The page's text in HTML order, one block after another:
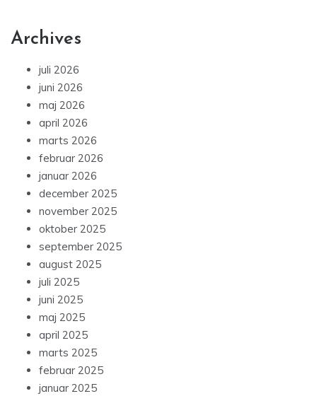
Archives
juli 2026
juni 2026
maj 2026
april 2026
marts 2026
februar 2026
januar 2026
december 2025
november 2025
oktober 2025
september 2025
august 2025
juli 2025
juni 2025
maj 2025
april 2025
marts 2025
februar 2025
januar 2025